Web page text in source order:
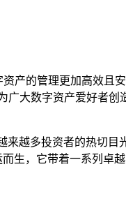
产的管理更加高效且
广大数字资产爱好者创
越多投资者的热切目
生，它带着一系列卓